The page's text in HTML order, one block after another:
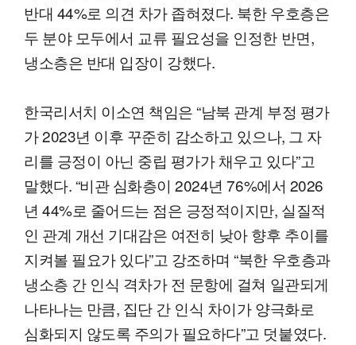
반대 44%로 의견 차가 좁혀졌다. 북한 우호층은
두 분야 모두에서 교류 필요성을 인정한 반면,
냉소층은 반대 입장이 강했다.
한국리서치 이소연 책임은 “남북 관계 부정 평가
가 2023년 이후 꾸준히 감소하고 있으나, 그 자
리를 긍정이 아닌 중립 평가가 채우고 있다”고
말했다. “비관 심화층이 2024년 76%에서 2026
년 44%로 줄어드는 점은 긍정적이지만, 실질적
인 관계 개선 기대감은 여전히 낮아 향후 추이를
지켜볼 필요가 있다”고 강조하며 “북한 우호층과
냉소층 간 인식 격차가 전 문항에 걸쳐 일관되게
나타나는 만큼, 집단 간 인식 차이가 양극화로
심화되지 않도록 주의가 필요하다”고 덧붙였다.